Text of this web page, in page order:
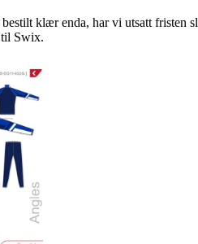
klær enda, har vi utsatt
til Swix.